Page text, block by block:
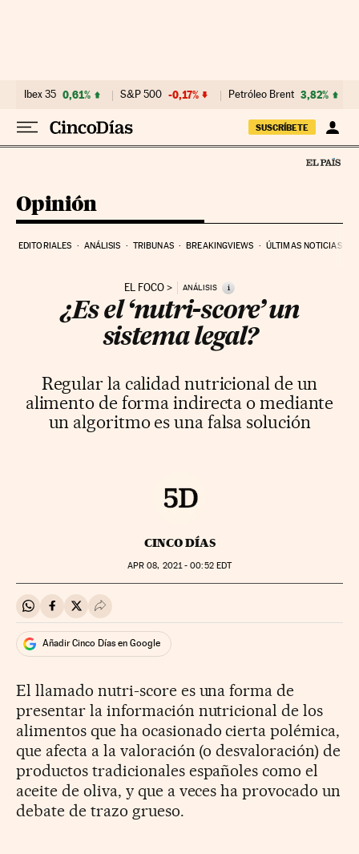
Ibex 35 0,61% S&P 500 -0,17% Petróleo Brent 3,82%
SUSCRÍBETE
Opinión
EDITORIALES ANÁLISIS TRIBUNAS BREAKINGVIEWS ÚLTIMAS NOTICIAS
EL FOCO ANÁLISIS i
¿Es el ‘nutri-score’ un
sistema legal?
Regular la calidad nutricional de un
alimento de forma indirecta o mediante
un algoritmo es una falsa solución
CINCO DÍAS
APR 08, 2021 - 00:52EDT
Compartir en Whatsapp
Compartir en Facebook
Compartir en Twitter
Desplegar Redes Sociales
Añadir Cinco Días en Google
El llamado nutri-score es una forma de
presentar la información nutricional de los
alimentos que ha ocasionado cierta polémica,
que afecta a la valoración (o desvaloración) de
productos tradicionales españoles como el
aceite de oliva, y que a veces ha provocado un
debate de trazo grueso.